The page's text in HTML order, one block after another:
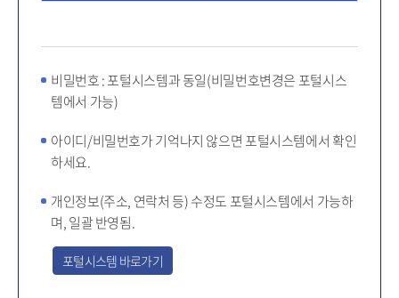
비밀번호 : 포털시스템과 동일(비밀번호변경은 포털시스
템에서 가능)
아이디/비밀번호가 기억나지 않으면 포털시스템에서 확인
하세요.
개인정보(주소, 연락처 등) 수정도 포털시스템에서 가능하
며, 일괄 반영됨.
포털시스템 바로가기